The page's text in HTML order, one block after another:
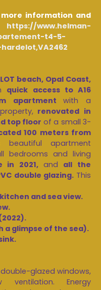
information and
https://www.helman-
t4-5-
beach, Opal Coast,
quick access to A16
apartmentwith a
renovated in
top floor of a small 3-
100 meters from
beautiful apartment
bedrooms and living
in 2021, and all the
double glazing.This
and sea view.
a glimpse of the sea).
glazed windows,
ventilation. Energy